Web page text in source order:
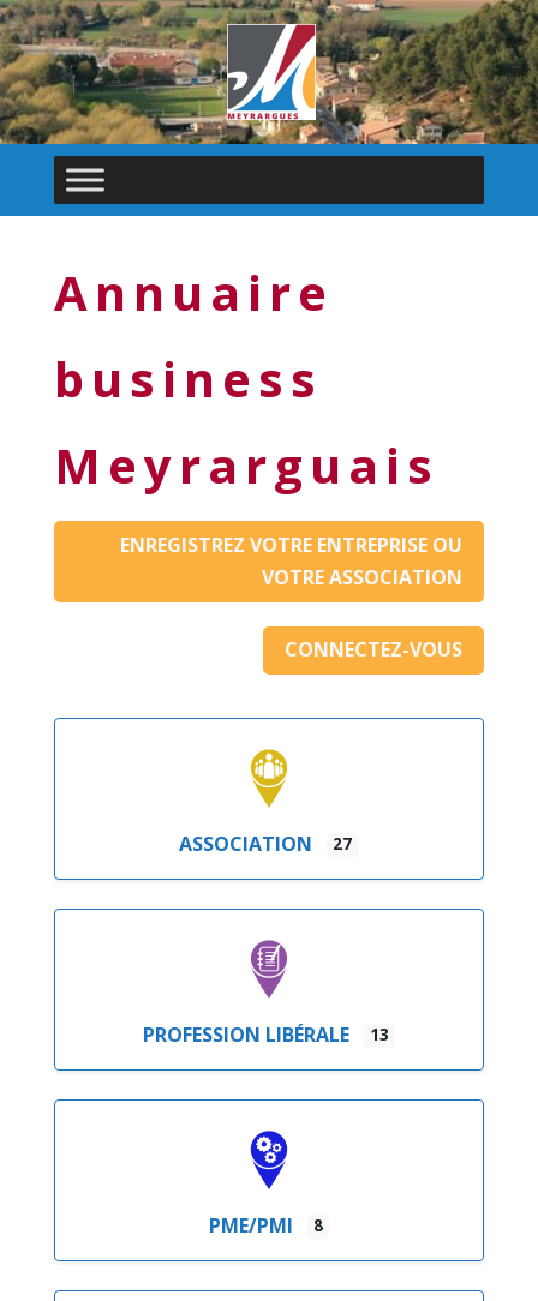
Annuaire
business
Meyrarguais
ENREGISTREZ VOTRE ENTREPRISE OU
VOTRE ASSOCIATION
CONNECTEZ-VOUS
ASSOCIATION 27
PROFESSION LIBÉRALE 13
PME/PMI 8